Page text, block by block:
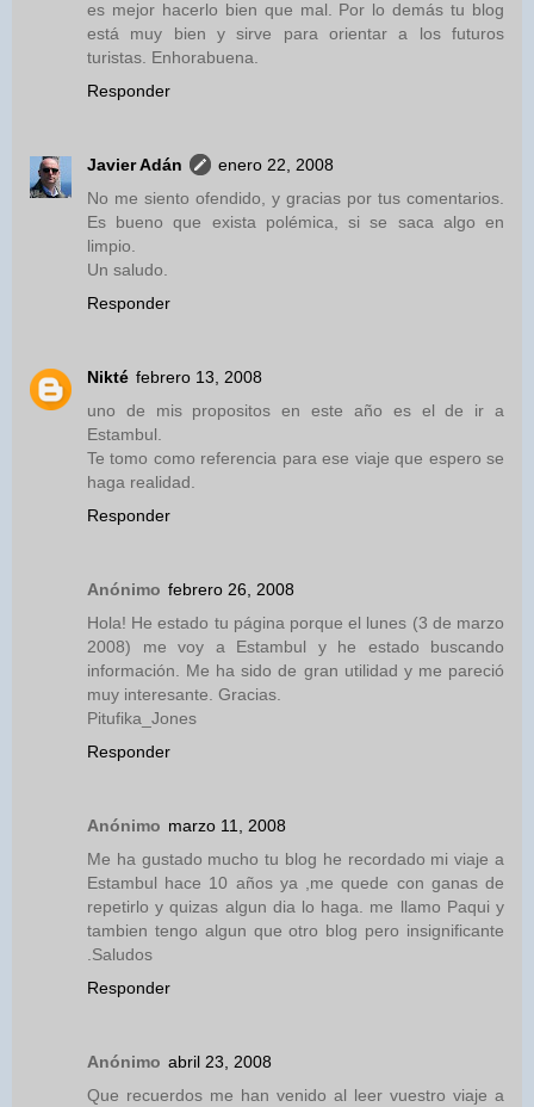
es mejor hacerlo bien que mal. Por lo demás tu blog
está muy bien y sirve para orientar a los futuros
turistas. Enhorabuena.
Responder
Javier Adán
enero 22, 2008
No me siento ofendido, y gracias por tus comentarios.
Es bueno que exista polémica, si se saca algo en
limpio.
Un saludo.
Responder
Nikté febrero 13, 2008
uno de mis propositos en este año es el de ir a
Estambul.
Te tomo como referencia para ese viaje que espero se
haga realidad.
Responder
Anónimo febrero 26, 2008
Hola! He estado tu página porque el lunes (3 de marzo
2008) me voy a Estambul y he estado buscando
información. Me ha sido de gran utilidad y me pareció
muy interesante. Gracias.
Pitufika_Jones
Responder
Anónimo marzo 11, 2008
Me ha gustado mucho tu blog he recordado mi viaje a
Estambul hace 10 años ya ,me quede con ganas de
repetirlo y quizas algun dia lo haga. me llamo Paqui y
tambien tengo algun que otro blog pero insignificante
.Saludos
Responder
Anónimo abril 23, 2008
Que recuerdos me han venido al leer vuestro viaje a